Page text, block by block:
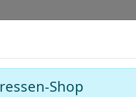
für Adressen
Shop